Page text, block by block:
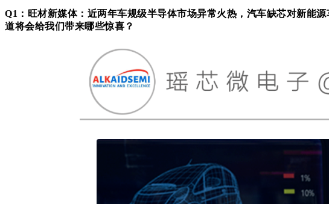
Q1：旺材新媒体：近两年车规级半导体市场异常火热，汽车缺芯对新能
道将会给我们带来哪些惊喜？